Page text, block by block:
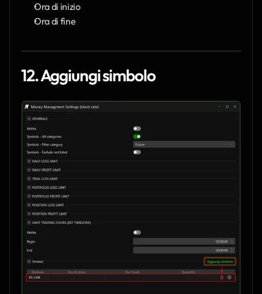
Ora di inizio
Ora di fine
12. Aggiungi simbolo